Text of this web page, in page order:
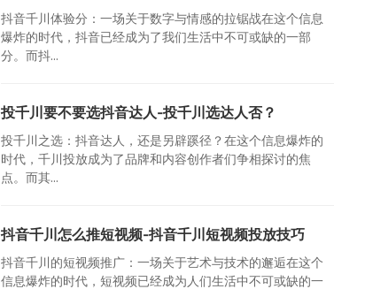
抖音千川体验分：一场关于数字与情感的拉锯战在这个信息
爆炸的时代，抖音已经成为了我们生活中不可或缺的一部
分。而抖...
投千川要不要选抖音达人-投千川选达人否？
投千川之选：抖音达人，还是另辟蹊径？在这个信息爆炸的
时代，千川投放成为了品牌和内容创作者们争相探讨的焦
点。而其...
抖音千川怎么推短视频-抖音千川短视频投放技巧
抖音千川的短视频推广：一场关于艺术与技术的邂逅在这个
信息爆炸的时代，短视频已经成为人们生活中不可或缺的一